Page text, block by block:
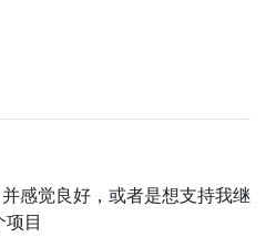
感觉良好，或者是想支持我继
目